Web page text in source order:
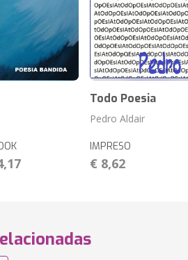
Todo Poesia
Pedro Aldair
IMPRESO
€ 8,62